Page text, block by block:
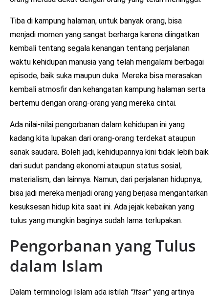
Tiba di kampung halaman, untuk banyak orang, bisa
menjadi momen yang sangat berharga karena diingatkan
kembali tentang segala kenangan tentang perjalanan
waktu kehidupan manusia yang telah mengalami berbagai
episode, baik suka maupun duka. Mereka bisa merasakan
kembali atmosfir dan kehangatan kampung halaman serta
bertemu dengan orang-orang yang mereka cintai.
Ada nilai-nilai pengorbanan dalam kehidupan ini yang
kadang kita lupakan dari orang-orang terdekat ataupun
sanak saudara. Boleh jadi, kehidupannya kini tidak lebih baik
dari sudut pandang ekonomi ataupun status sosial,
materialism, dan lainnya. Namun, dari perjalanan hidupnya,
bisa jadi mereka menjadi orang yang berjasa mengantarkan
kesuksesan hidup kita saat ini. Ada jejak kebaikan yang
tulus yang mungkin baginya sudah lama terlupakan.
Pengorbanan yang Tulus
dalam Islam
Dalam terminologi Islam ada istilah “itsar”yang artinya